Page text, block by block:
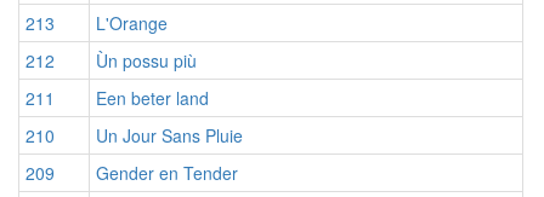
213
L'Orange
212
Ùn possu più
211
Een beter land
210
Un Jour Sans Pluie
209
Gender en Tender